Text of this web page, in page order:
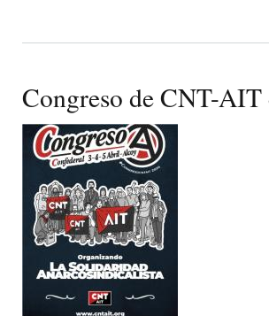
Congreso de CNT-AIT